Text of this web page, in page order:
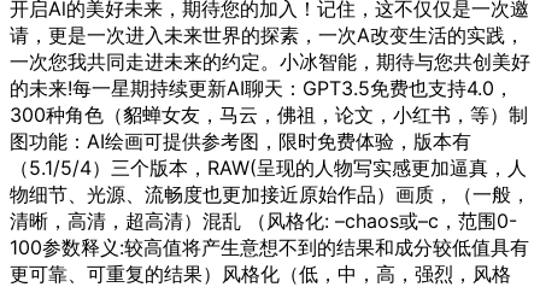
开启Al的美好未来，期待您的加入！记住，这不仅仅是一次邀
请，更是一次进入未来世界的探素，一次A改变生活的实践，
一次您我共同走进未来的约定。小冰智能，期待与您共创美好
的未来!每一星期持续更新AI聊天：GPT3.5免费也支持4.0，
300种角色（貂蝉女友，马云，佛祖，论文，小红书，等）制
图功能：AI绘画可提供参考图，限时免费体验，版本有
（5.1/5/4）三个版本，RAW(呈现的人物写实感更加逼真，人
物细节、光源、流畅度也更加接近原始作品）画质，（一般，
清晰，高清，超高清）混乱 （风格化: –chaos或–c，范围0-
100参数释义:较高值将产生意想不到的结果和成分较低值具有
更可靠、可重复的结果）风格化（低，中，高，强烈，风格